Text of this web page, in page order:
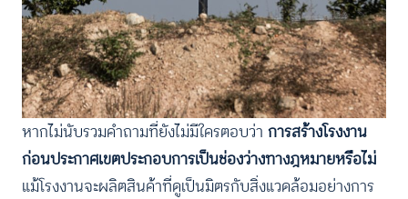
หากไม่นับรวมคำถามที่ยังไม่มีใครตอบว่า การสร้างโรงงาน
ก่อนประกาศเขตประกอบการเป็นช่องว่างทางฎหมายหรือไม่
แม้โรงงานจะผลิตสินค้าที่ดูเป็นมิตรกับสิ่งแวดล้อมอย่างการ